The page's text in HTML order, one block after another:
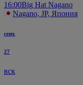
16:00Big Hat Nagano
Nagano, JP, Япония
сент.
27
вск